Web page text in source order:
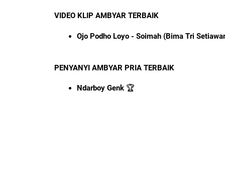
VIDEO KLIP AMBYAR TERBAIK
Ojo Podho Loyo - Soimah (Bima Tri
PENYANYI AMBYAR PRIA TERBAIK
Ndarboy Genk 🏆